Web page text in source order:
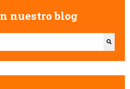
nuestro blog
con una función de texto predictivo.